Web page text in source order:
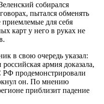
собирался
пытался обменять
приемлемые для себя
карт у него в руках не
в свою очередь указал:
армия доказала,
продемонстрировали
он. По мнению
приблизит падение